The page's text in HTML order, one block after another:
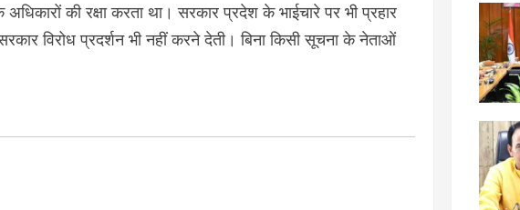
की रक्षा करता था। सरकार प्रदेश के भाईचारे पर भी प्रहार
विरोध प्रदर्शन भी नहीं करने देती। बिना किसी सूचना के नेताओं